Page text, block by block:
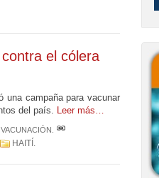
el cólera
campaña para vacunar
del país. Leer más…
VACUNACIÓN
HAITÍ .